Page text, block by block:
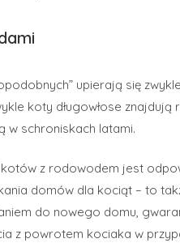
upierają się
koty długowłose
w schroniskach latami.
z rodowodem jest
domów dla kociąt – to
do nowego domu,
z powrotem kociaka w